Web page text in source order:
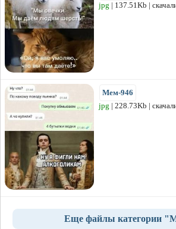
jpg | 137.51Kb |
Мем-946
jpg | 228.73Kb |
Еще файлы категории